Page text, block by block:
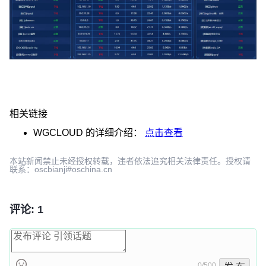
相关链接
WGCLOUD 的详细介绍： 点击查看
本站新闻禁止未经授权转载，违者依法追究相关法律责任。授权请
联系：oscbianji#oschina.cn
评论: 1